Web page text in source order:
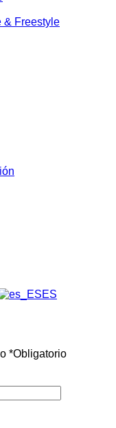
& Freestyle
ES
*Obligatorio